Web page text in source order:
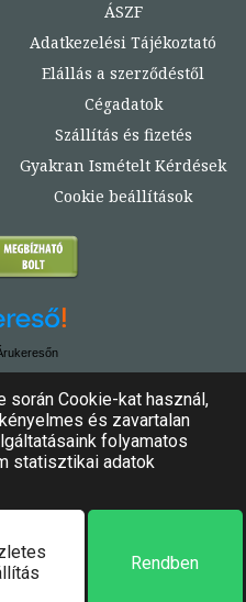
ÁSZF
Adatkezelési Tájékoztató
Elállás a szerződéstől
Cégadatok
Szállítás és fizetés
Gyakran Ismételt Kérdések
Cookie beállítások